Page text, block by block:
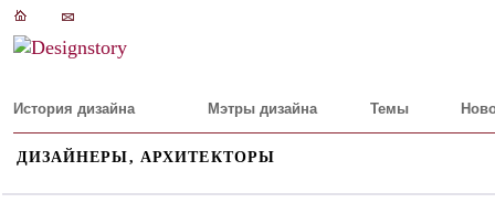
История дизайна Мэтры дизайна Темы
ДИЗАЙНЕРЫ, АРХИТЕКТОРЫ